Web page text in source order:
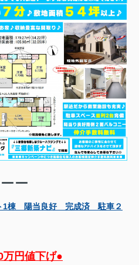
ー
1棟 陽当良好 完成済 駐車２
万円値下げ●